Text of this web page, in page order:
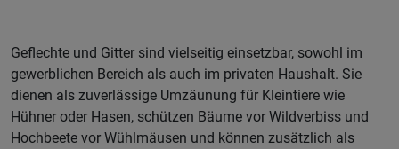
Geflechte und Gitter sind vielseitig einsetzbar, sowohl im
gewerblichen Bereich als auch im privaten Haushalt. Sie
dienen als zuverlässige Umzäunung für Kleintiere wie
Hühner oder Hasen, schützen Bäume vor Wildverbiss und
Hochbeete vor Wühlmäusen und können zusätzlich als